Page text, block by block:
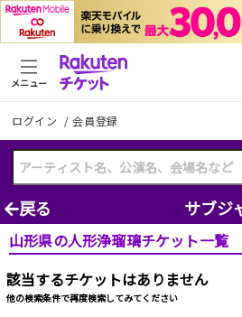
ログイン /会員登録
メニュー
戻る サブジ
山形県の人形浄瑠璃チケット一覧
該当するチケットはありません
他の検索条件で再度検索してみてください